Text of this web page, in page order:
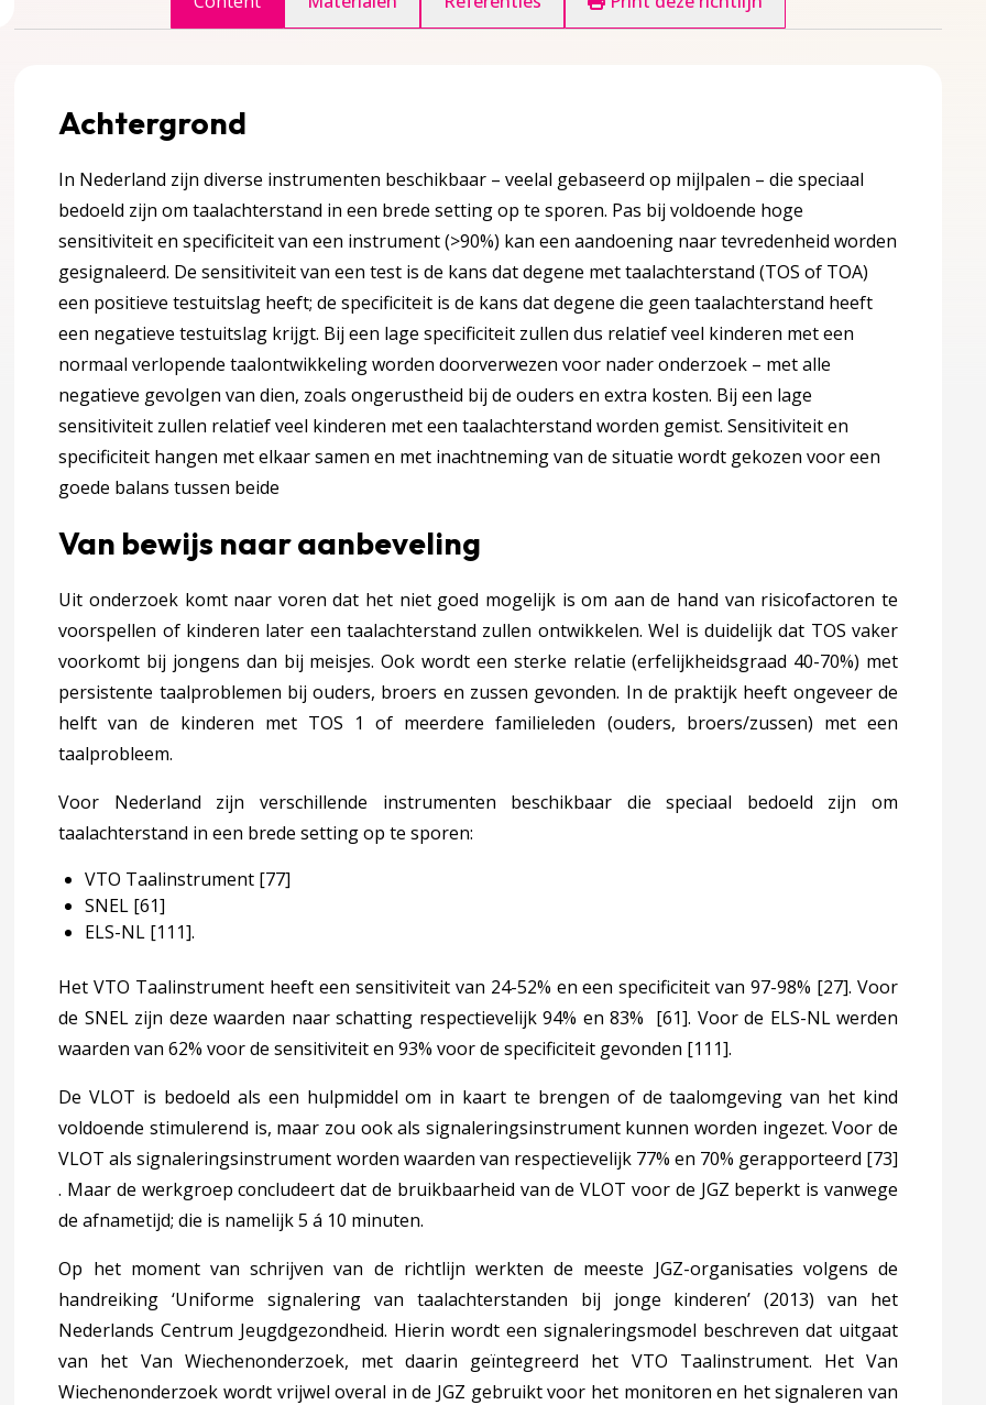
over 1 Inleiding
over 2 Definities en Achtergrondinformatie
over 2 Definities en Achtergrondinformatie
ouders om de taalontwikkeling te stimuleren
wetenschappelijk bewijs
over 3 Signaleren, diagnostiek en verwijzen
over 3 Signaleren, diagnostiek en verwijzen
over 5 Totstandkoming
klankbordgroepleden
Achtergrond
In Nederland zijn diverse instrumenten beschikbaar –veelal gebaseerd op mijlpalen – die speciaal
bedoeld zijn om taalachterstand in een brede setting op te sporen. Pas bij voldoende hoge
sensitiviteit en specificiteit van een instrument (>90%) kan een aandoening naar tevredenheid worden
gesignaleerd. De sensitiviteit van een test is de kans dat degene met taalachterstand (TOS of TOA)
een positieve testuitslag heeft; de specificiteit is de kans dat degene die geen taalachterstand heeft
een negatieve testuitslag krijgt. Bij een lage specificiteit zullen dus relatief veel kinderen met een
normaal verlopende taalontwikkeling worden doorverwezen voor nader onderzoek – met alle
negatieve gevolgen van dien, zoals ongerustheid bij de ouders en extra kosten. Bij een lage
sensitiviteit zullen relatief veel kinderen met een taalachterstand worden gemist. Sensitiviteit en
specificiteit hangen met elkaar samen en met inachtneming van de situatie wordt gekozen voor een
goede balans tussen beide
Van bewijs naar aanbeveling
Uit onderzoek komt naar voren dat het niet goed mogelijk is om aan de hand van risicofactoren te
voorspellen of kinderen later een taalachterstand zullen ontwikkelen. Wel is duidelijk dat TOS vaker
voorkomt bij jongens dan bij meisjes. Ook wordt een sterke relatie (erfelijkheidsgraad 40-70%) met
persistente taalproblemen bij ouders, broers en zussen gevonden. In de praktijk heeft ongeveer de
helft van de kinderen met TOS 1 of meerdere familieleden (ouders, broers/zussen) met een
taalprobleem.
Voor Nederland zijn verschillende instrumenten beschikbaar die speciaal bedoeld zijn om
taalachterstand in een brede setting op te sporen:
VTO Taalinstrument [77]
SNEL [61]
ELS-NL [111].
Het VTO Taalinstrument heeft een sensitiviteit van 24-52% en een specificiteit van 97-98% [27]. Voor
de SNEL zijn deze waarden naar schatting respectievelijk 94% en 83% [61]. Voor de ELS-NL werden
waarden van 62% voor de sensitiviteit en 93% voor de specificiteit gevonden [111].
De VLOT is bedoeld als een hulpmiddel om in kaart te brengen of de taalomgeving van het kind
voldoende stimulerend is, maar zou ook als signaleringsinstrument kunnen worden ingezet. Voor de
VLOT als signaleringsinstrument worden waarden van respectievelijk 77% en 70% gerapporteerd [73]
. Maar de werkgroep concludeert dat de bruikbaarheid van de VLOT voor de JGZ beperkt is vanwege
de afnametijd; die is namelijk 5 á 10 minuten.
Op het moment van schrijven van de richtlijn werkten de meeste JGZ-organisaties volgens de
handreiking ‘Uniforme signalering van taalachterstanden bij jonge kinderen’ (2013) van het
Nederlands Centrum Jeugdgezondheid. Hierin wordt een signaleringsmodel beschreven dat uitgaat
van het Van Wiechenonderzoek, met daarin geïntegreerd het VTO Taalinstrument. Het Van
Wiechenonderzoek wordt vrijwel overal in de JGZ gebruikt voor het monitoren en het signaleren van